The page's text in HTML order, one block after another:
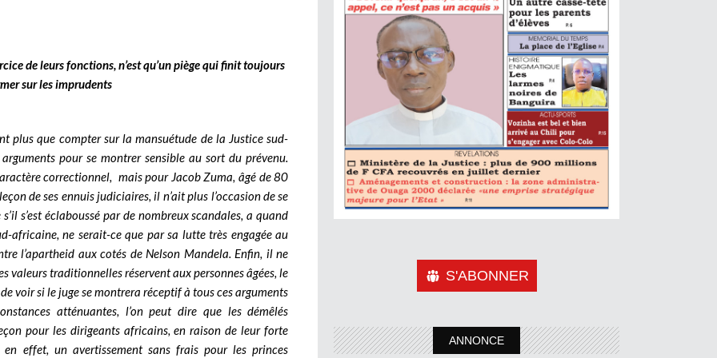
de leurs fonctions, n’est qu’un piège qui finit toujours
sur les imprudents
plus que compter sur la mansuétude de la Justice sud-
pour se montrer sensible au sort du prévenu.
correctionnel, mais pour Jacob Zuma, âgé de 80
de ses ennuis judiciaires, il n’ait plus l’occasion de se
s’est éclaboussé par de nombreux scandales, a quand
africaine, ne serait-ce que par sa lutte très engagée au
l’apartheid aux cotés de Nelson Mandela. Enfin, il ne
valeurs traditionnelles réservent aux personnes âgées, le
voir si le juge se montrera réceptif à tous ces arguments
atténuantes, l’on peut dire que les démêlés
pour les dirigeants africains, en raison de leur forte
en effet, un avertissement sans frais pour les princes
S'ABONNER
ANNONCE